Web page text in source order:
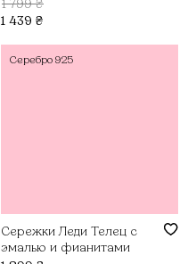
1 799₴
1 439 ₴
Серебро 925
Сережки Леди Телец с
эмалью и фианитами